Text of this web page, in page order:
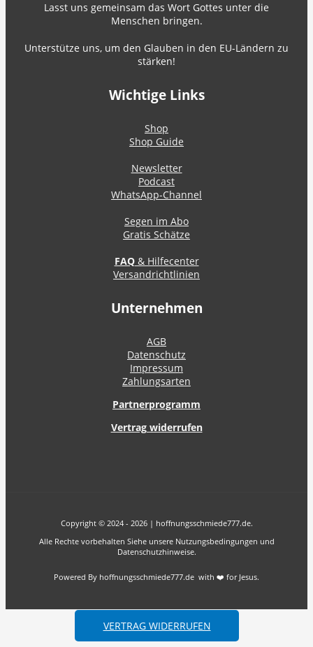
Lasst uns gemeinsam das Wort Gottes unter die
Menschen bringen.
Unterstütze uns, um den Glauben in den EU-Ländern zu
stärken!
Wichtige Links
Shop
Shop Guide
Newsletter
Podcast
WhatsApp-Channel
Segen im Abo
Gratis Schätze
FAQ& Hilfecenter
Versandrichtlinien
Unternehmen
AGB
Datenschutz
Impressum
Zahlungsarten
Partnerprogramm
Vertrag widerrufen
Copyright © 2024 - 2026 | hoffnungsschmiede777.de.
Alle Rechte vorbehalten Siehe unsere Nutzungsbedingungen und
Datenschutzhinweise.
Powered By hoffnungsschmiede777.de with ❤️ for Jesus.
VERTRAG WIDERRUFEN